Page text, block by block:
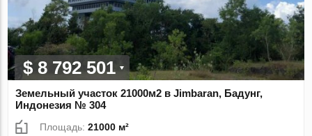
$ 8 792 501
Земельный участок 21000м2 в Jimbaran, Бадунг,
Индонезия № 304
Площадь:21000 м²